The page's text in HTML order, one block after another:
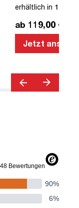
erhältlich in 12
ab 119,00 €
Jetzt